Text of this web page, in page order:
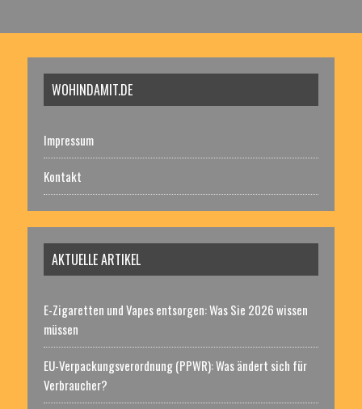
WOHINDAMIT.DE
Impressum
Kontakt
AKTUELLE ARTIKEL
E-Zigaretten und Vapes entsorgen: Was Sie 2026 wissen
müssen
EU-Verpackungsverordnung (PPWR): Was ändert sich für
Verbraucher?